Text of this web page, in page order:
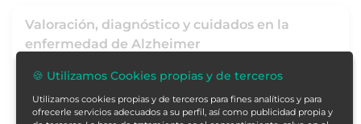
Valoración, diagnóstico y cuidados en la
enfermedad de Alzheimer
continuada
20 horas 3.7 Créditos
🍪 Utilizamos Cookies propias y de terceros
Utilizamos cookies propias y de terceros para fines analíticos y para
ofrecerle servicios adecuados a su perfil, así como publicidad propia y